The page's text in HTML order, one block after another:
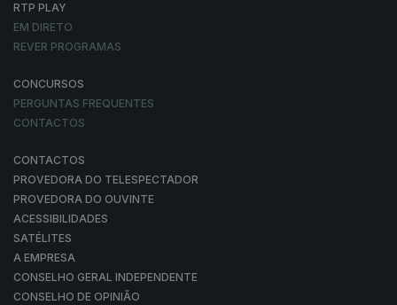
RTP PLAY
EM DIRETO
REVER PROGRAMAS
CONCURSOS
PERGUNTAS FREQUENTES
CONTACTOS
CONTACTOS
PROVEDORA DO TELESPECTADOR
PROVEDORA DO OUVINTE
ACESSIBILIDADES
SATÉLITES
A EMPRESA
CONSELHO GERAL INDEPENDENTE
CONSELHO DE OPINIÃO